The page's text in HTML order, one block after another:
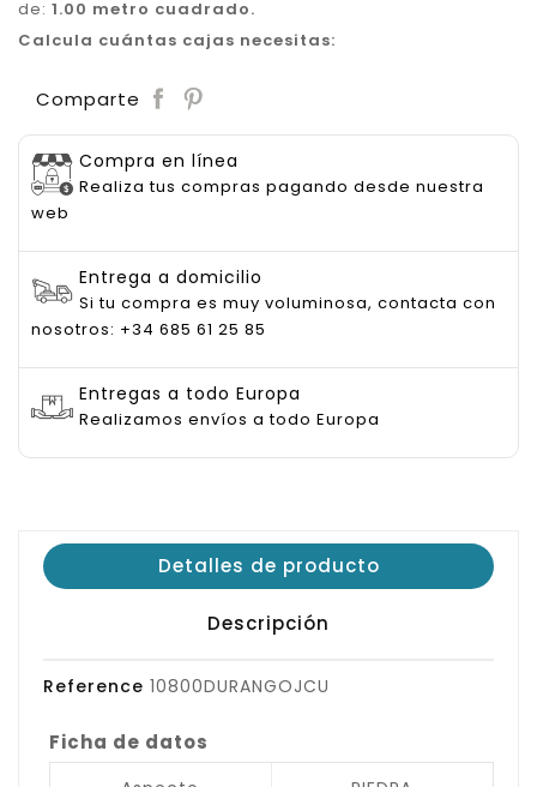
de: 1.00 metro cuadrado.
Calcula cuántas cajas necesitas:
Comparte
Compra en línea
Realiza tus compras pagando desde nuestra
web
Entrega a domicilio
Si tu compra es muy voluminosa, contacta con
nosotros: +34 685 61 25 85
Entregas a todo Europa
Realizamos envíos a todo Europa
Detalles de producto
Descripción
Reference 10800DURANGOJCU
Ficha de datos